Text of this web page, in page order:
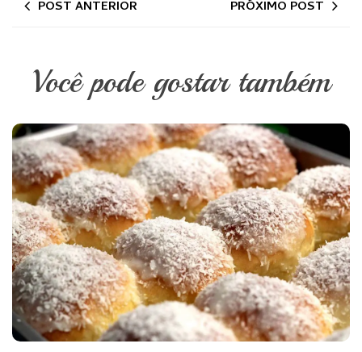
POST ANTERIOR PRÓXIMO POST
Você pode gostar também